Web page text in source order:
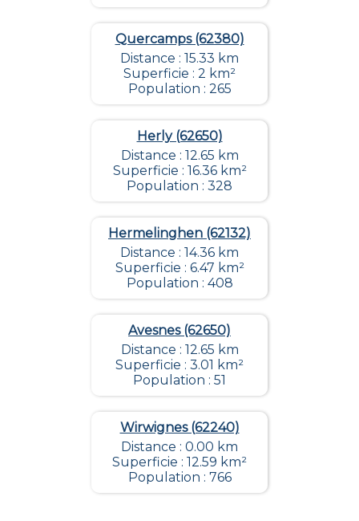
Quercamps (62380)
Distance : 15.33 km
Superficie : 2 km²
Population : 265
Herly (62650)
Distance : 12.65 km
Superficie : 16.36 km²
Population : 328
Hermelinghen (62132)
Distance : 14.36 km
Superficie : 6.47 km²
Population : 408
Avesnes (62650)
Distance : 12.65 km
Superficie : 3.01 km²
Population : 51
Wirwignes (62240)
Distance : 0.00 km
Superficie : 12.59 km²
Population : 766